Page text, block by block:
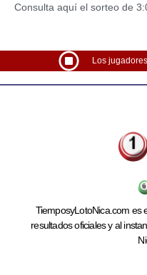
Consulta aquí el sorteo de
Los
TiemposyLotoNica.com es
resultados oficiales y al